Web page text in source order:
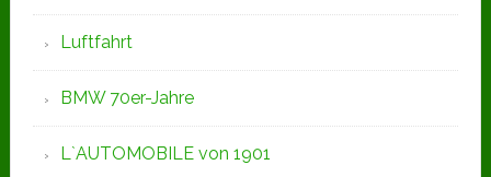
Luftfahrt
BMW 70er-Jahre
L`AUTOMOBILE von 1901